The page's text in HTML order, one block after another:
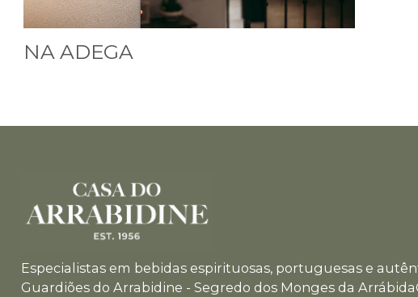
NA ADEGA
Especialistas em bebidas espirituosas, portuguesas e
Guardiões do Arrabidine - Segredo dos Monges da